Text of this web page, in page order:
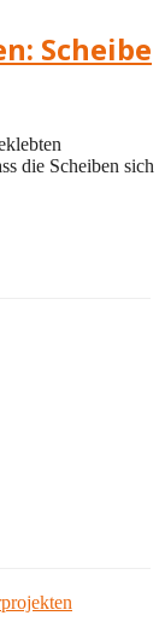
Scheibe
die Scheiben sich